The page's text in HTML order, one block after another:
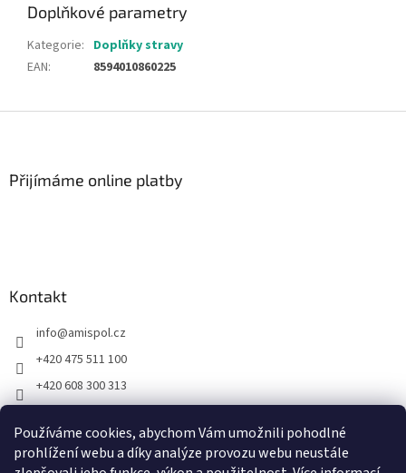
Používáme cookies, abychom Vám umožnili pohodlné
prohlížení webu a díky analýze provozu webu neustále
Doplňkové parametry
Kategorie: Doplňky stravy
EAN: 8594010860225
Přijímáme online platby
Kontakt
info@amispol.cz
+420 475 511 100
+420 608 300 313
Ukázky instalace AMISPOL Skrytého obrubníku